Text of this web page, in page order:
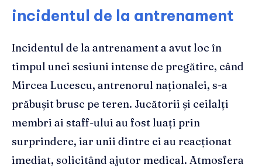
incidentul de la antrenament
Incidentul de la antrenament a avut loc în
timpul unei sesiuni intense de pregătire, când
Mircea Lucescu, antrenorul naționalei, s-a
prăbușit brusc pe teren. Jucătorii și ceilalți
membri ai staff-ului au fost luați prin
surprindere, iar unii dintre ei au reacționat
imediat, solicitând ajutor medical. Atmosfera